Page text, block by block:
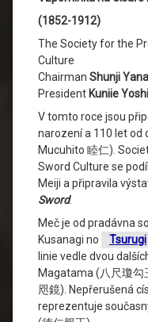
(1852-1912)
The Society for the
Culture
Chairman Shunji
President Kuniie
V tomto roce jsou
narození a 110 let od
Mucuhito 睦仁).
Sword Culture se
Meiji a připravila
Sword.
Meč je od pradávna
Kusanagi no
Tsurugi
linie vedle dvou
Magatama (八尺瓊勾
咫鏡). Nepřerušená
reprezentuje